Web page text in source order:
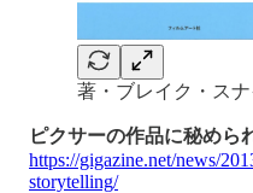
著・ブレイク・ス
ピクサーの作品に秘めら
https://gigazine.net/news/
storytelling/